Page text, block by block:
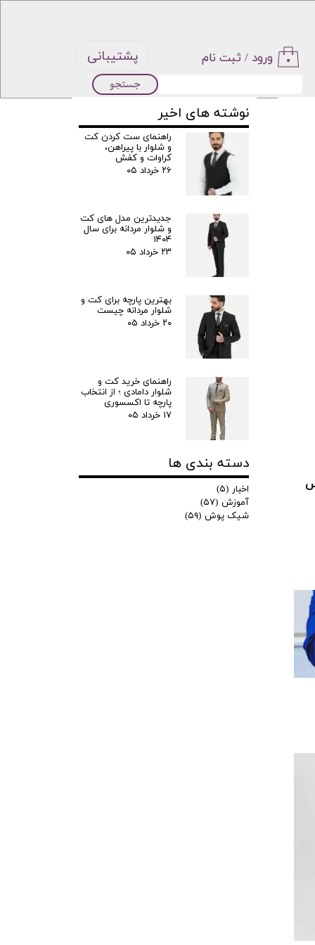
ورود / ثبت نام
حساب
کاربری من
تغییر گذر
واژه
سفارشات
خروج از
حساب
کاربری
۰ پشتیبانی
جستجو
نوشته های اخیر
راهنمای ست کردن کت
و شلوار با پیراهن،
کراوات و کفش
۲۶ خرداد ۰۵
جدیدترین مدل‌ های کت
و شلوار مردانه برای سال
۱۴۰۴
۲۳ خرداد ۰۵
بهترین پارچه برای کت و
شلوار مردانه چیست
۲۰ خرداد ۰۵
راهنمای خرید کت و
شلوار دامادی ؛ از انتخاب
پارچه تا اکسسوری
۱۷ خرداد ۰۵
دسته بندی ها
اخبار (۵)
آموزش (۵۷)
شیک پوش (۵۹)